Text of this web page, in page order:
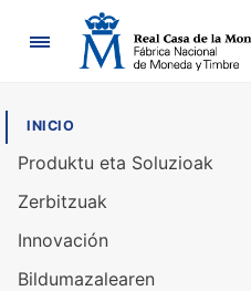
Nabigazioa
INICIO
Produktu eta Soluzioak
Zerbitzuak
Innovación
Bildumazalearen